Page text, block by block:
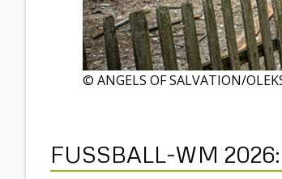
© ANGELS OF SALVATION/
FUSSBALL-WM